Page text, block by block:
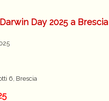
Day 2025 a Brescia
6, Brescia